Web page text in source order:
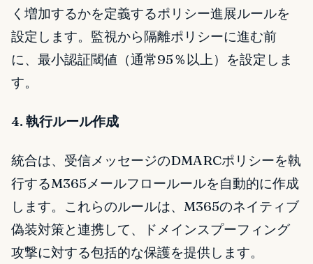
く増加するかを定義するポリシー進展ルールを
設定します。監視から隔離ポリシーに進む前
に、最小認証閾値（通常95％以上）を設定しま
す。
4. 執行ルール作成
統合は、受信メッセージのDMARCポリシーを執
行するM365メールフロールールを自動的に作成
します。これらのルールは、M365のネイティブ
偽装対策と連携して、ドメインスプーフィング
攻撃に対する包括的な保護を提供します。